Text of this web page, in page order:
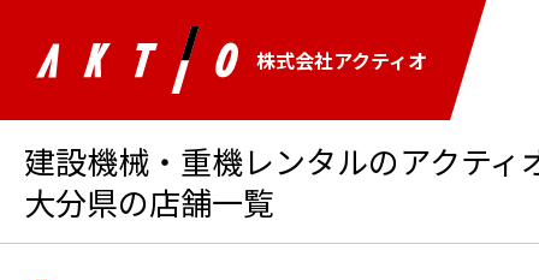
株式会社アクティオ
建設機械・重機レンタルのアクティ
大分県の店舗一覧